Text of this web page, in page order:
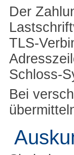
Der
TLS-
Schloss-
Bei